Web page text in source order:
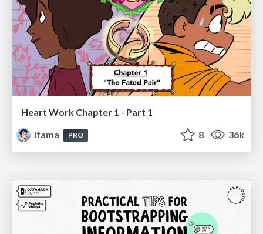
Heart Work Chapter 1 - Part 1
lfama
PRO 8 36k